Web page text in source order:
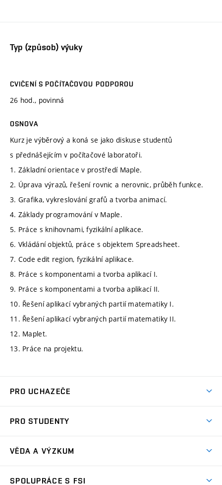
Typ (způsob) výuky
CVIČENÍ S POČÍTAČOVOU PODPOROU
26 hod., povinná
OSNOVA
Kurz je výběrový a koná se jako diskuse studentů
s přednášejícím v počítačové laboratoři.
1. Základní orientace v prostředí Maple.
2. Úprava výrazů, řešení rovnic a nerovnic, průběh funkce.
3. Grafika, vykreslování grafů a tvorba animací.
4. Základy programování v Maple.
5. Práce s knihovnami, fyzikální aplikace.
6. Vkládání objektů, práce s objektem Spreadsheet.
7. Code edit region, fyzikální aplikace.
8. Práce s komponentami a tvorba aplikací I.
9. Práce s komponentami a tvorba aplikací II.
10. Řešení aplikací vybraných partií matematiky I.
11. Řešení aplikací vybraných partií matematiky II.
12. Maplet.
13. Práce na projektu.
PRO UCHAZEČE
Ambasadoři studia
Zápisy
PRO STUDENTY
Studijní předpisy
VĚDA A VÝZKUM
SPOLUPRÁCE S FSI